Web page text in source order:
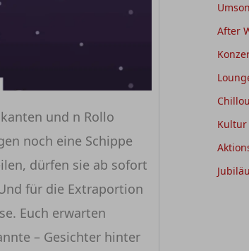
und n Rollo
noch eine Schippe
dürfen sie ab sofort
für die Extraportion
Euch erwarten
– Gesichter hinter
After
Kultur